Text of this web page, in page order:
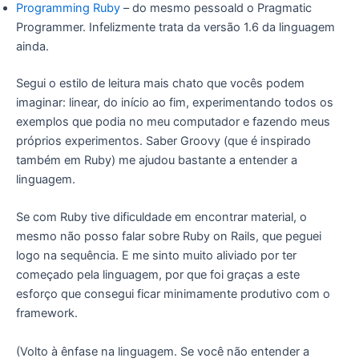
Programming Ruby – do mesmo pessoald o Pragmatic
Programmer. Infelizmente trata da versão 1.6 da linguagem
ainda.
Segui o estilo de leitura mais chato que vocês podem
imaginar: linear, do início ao fim, experimentando todos os
exemplos que podia no meu computador e fazendo meus
próprios experimentos. Saber Groovy (que é inspirado
também em Ruby) me ajudou bastante a entender a
linguagem.
Se com Ruby tive dificuldade em encontrar material, o
mesmo não posso falar sobre Ruby on Rails, que peguei
logo na sequência. E me sinto muito aliviado por ter
começado pela linguagem, por que foi graças a este
esforço que consegui ficar minimamente produtivo com o
framework.
(Volto à ênfase na linguagem. Se você não entender a